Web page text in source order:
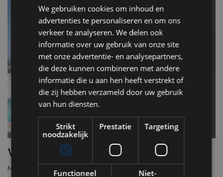
Waarom Prometheus Real Estate?
Misschien vraag je je af: wat maakt Prometheus Real Estate nu zo
We gebruiken cookies om inhoud en
advertenties te personaliseren en om ons
verkeer te analyseren. We delen ook
informatie over uw gebruik van onze site
met onze advertentie- en analysepartners,
die deze kunnen combineren met andere
informatie die u aan hen heeft verstrekt of
die zij hebben verzameld door uw gebruik
van hun diensten.
Strikt
noodzakelijk
Prestatie Targeting
Functioneel
Niet-